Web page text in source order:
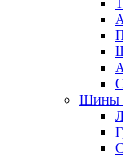
Шины